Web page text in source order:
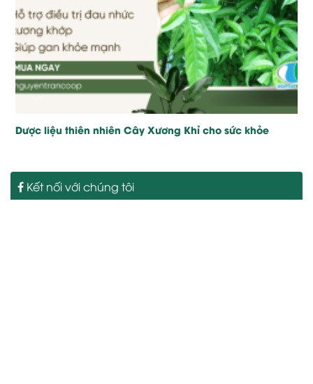
Dược liệu thiên nhiên Cây Xương Khỉ cho sức khỏe
Kết nối với chúng tôi